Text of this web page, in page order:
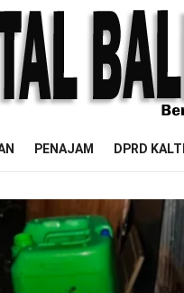
PENAJAM DPRD